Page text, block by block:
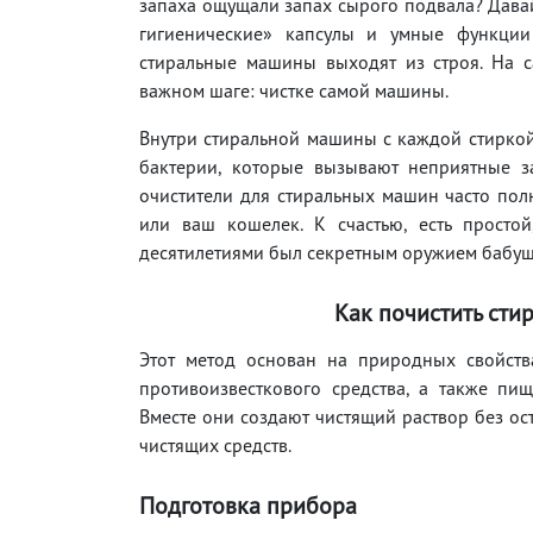
гигиенические» капсулы и умные
стиральные машины выходят из строя. На
важном шаге: чистке самой машины.
Внутри стиральной машины с каждой
бактерии, которые вызывают неприятные
очистители для стиральных машин часто
или ваш кошелек. К счастью, есть
десятилетиями был секретным оружием
Как почистить
Этот метод основан на природных
противоизвесткового средства, а также
Вместе они создают чистящий раствор без
чистящих средств.
Подготовка прибора